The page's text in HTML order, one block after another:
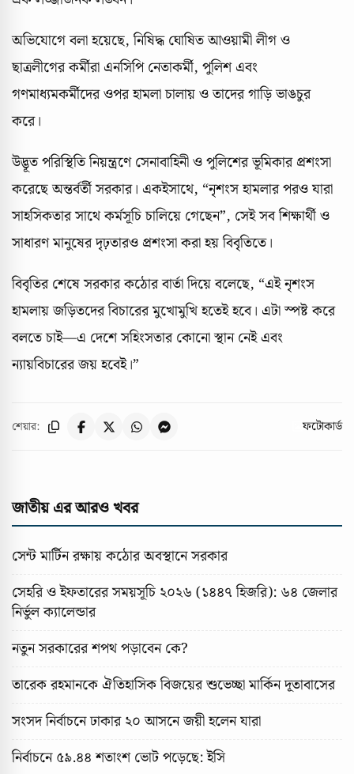
অভিযোগে বলা হয়েছে, নিষিদ্ধ ঘোষিত আওয়ামী লীগ ও
ছাত্রলীগের কর্মীরা এনসিপি নেতাকর্মী, পুলিশ এবং
গণমাধ্যমকর্মীদের ওপর হামলা চালায় ও তাদের গাড়ি ভাঙচুর
করে।
উদ্ভূত পরিস্থিতি নিয়ন্ত্রণে সেনাবাহিনী ও পুলিশের ভূমিকার প্রশংসা
করেছে অন্তর্বর্তী সরকার। একইসাথে, “নৃশংস হামলার পরও যারা
সাহসিকতার সাথে কর্মসূচি চালিয়ে গেছেন”, সেই সব শিক্ষার্থী ও
সাধারণ মানুষের দৃঢ়তারও প্রশংসা করা হয় বিবৃতিতে।
বিবৃতির শেষে সরকার কঠোর বার্তা দিয়ে বলেছে, “এই নৃশংস
হামলায় জড়িতদের বিচারের মুখোমুখি হতেই হবে। এটা স্পষ্ট করে
বলতে চাই—এ দেশে সহিংসতার কোনো স্থান নেই এবং
ন্যায়বিচারের জয় হবেই।”
শেয়ার: ফটোকার্ড
জাতীয় এর আরও খবর
সেন্ট মার্টিন রক্ষায় কঠোর অবস্থানে সরকার
সেহরি ও ইফতারের সময়সূচি ২০২৬ (১৪৪৭ হিজরি): ৬৪ জেলার
নির্ভুল ক্যালেন্ডার
নতুন সরকারের শপথ পড়াবেন কে?
তারেক রহমানকে ঐতিহাসিক বিজয়ের শুভেচ্ছা মার্কিন দূতাবাসের
সংসদ নির্বাচনে ঢাকার ২০ আসনে জয়ী হলেন যারা
নির্বাচনে ৫৯.৪৪ শতাংশ ভোট পড়েছে: ইসি